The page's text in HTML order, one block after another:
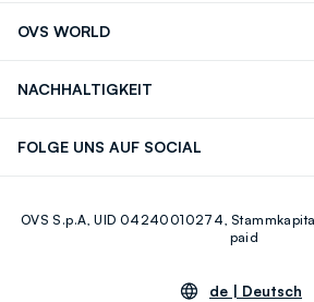
Bestellung/Rücksendung
OVS WORLD
NACHHALTIGKEIT
FOLGE UNS AUF SOCIAL
Youtube
OVS S.p.A, UID 04240010274,
paid
de | Deutsch